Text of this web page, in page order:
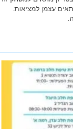
עצמן למציאות.